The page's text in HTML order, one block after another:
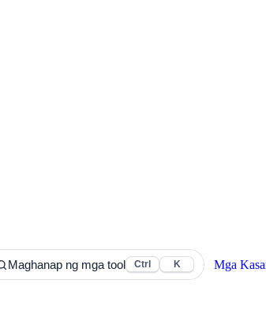
Maghanap ng mga tool Ctrl K Mga